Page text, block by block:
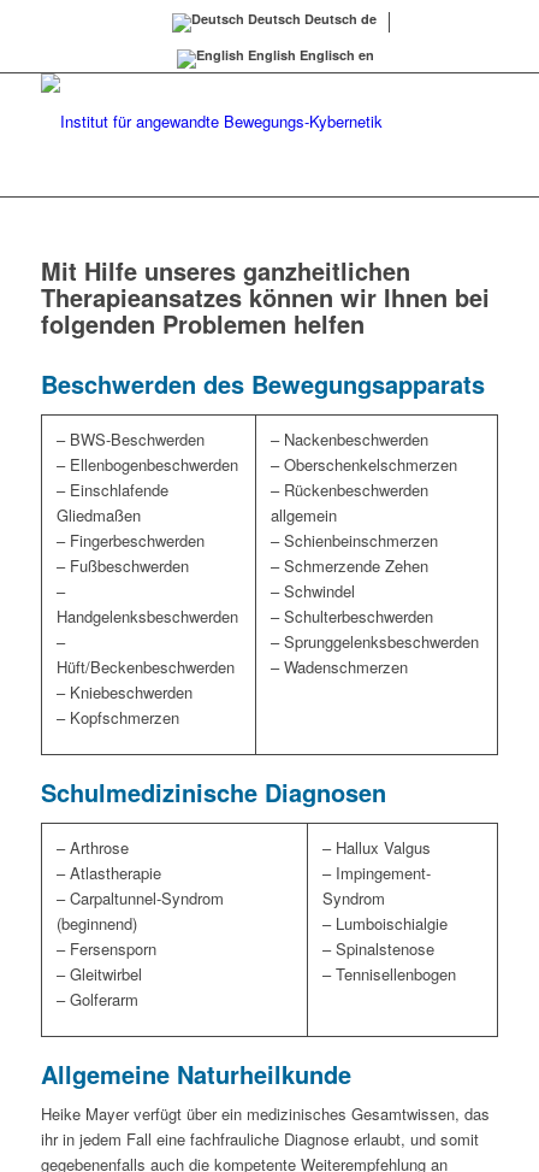
Deutsch Deutsch de
English Englisch en
Mit Hilfe unseres ganzheitlichen
Therapieansatzes können wir Ihnen bei
folgenden Problemen helfen
Beschwerden des Bewegungsapparats
– BWS-Beschwerden
– Ellenbogenbeschwerden
– Einschlafende
Gliedmaßen
– Fingerbeschwerden
– Fußbeschwerden
–
Handgelenksbeschwerden
–
Hüft/Beckenbeschwerden
– Kniebeschwerden
– Kopfschmerzen
– Nackenbeschwerden
– Oberschenkelschmerzen
– Rückenbeschwerden
allgemein
– Schienbeinschmerzen
– Schmerzende Zehen
– Schwindel
– Schulterbeschwerden
– Sprunggelenksbeschwerden
– Wadenschmerzen
Schulmedizinische Diagnosen
– Arthrose
– Atlastherapie
– Carpaltunnel-Syndrom
(beginnend)
– Fersensporn
– Gleitwirbel
– Golferarm
– Hallux Valgus
– Impingement-
Syndrom
– Lumboischialgie
– Spinalstenose
– Tennisellenbogen
Allgemeine Naturheilkunde
Heike Mayer verfügt über ein medizinisches Gesamtwissen, das
ihr in jedem Fall eine fachfrauliche Diagnose erlaubt, und somit
gegebenenfalls auch die kompetente Weiterempfehlung an